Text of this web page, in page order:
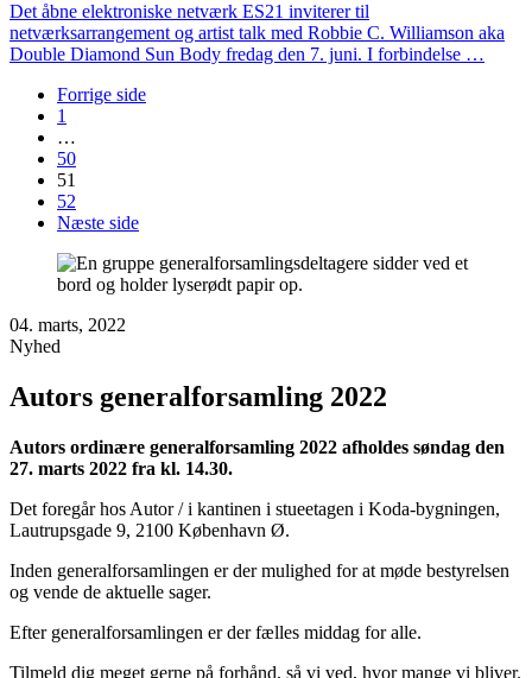
Det åbne elektroniske netværk ES21 inviterer til
netværksarrangement og artist talk med Robbie C. Williamson aka
Double Diamond Sun Body fredag den 7. juni. I forbindelse …
Forrige side
1
…
50
51
52
Næste side
04. marts, 2022
Nyhed
Autors generalforsamling 2022
Autors ordinære generalforsamling 2022 afholdes søndag den
27. marts 2022 fra kl. 14.30.
Det foregår hos Autor / i kantinen i stueetagen i Koda-bygningen,
Lautrupsgade 9, 2100 København Ø.
Inden generalforsamlingen er der mulighed for at møde bestyrelsen
og vende de aktuelle sager.
Efter generalforsamlingen er der fælles middag for alle.
Tilmeld dig meget gerne på forhånd, så vi ved, hvor mange vi bliver.